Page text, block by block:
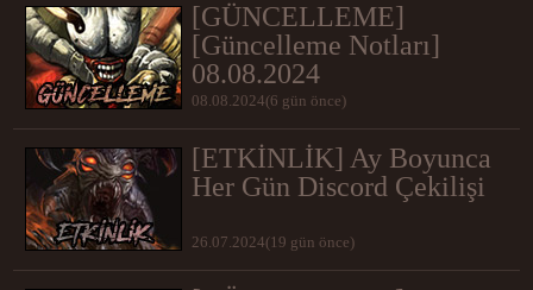
[GÜNCELLEME]
[Güncelleme Notları]
08.08.2024
08.08.2024(6 gün önce)
[ETKİNLİK] Ay Boyunca
Her Gün Discord Çekilişi
26.07.2024(19 gün önce)